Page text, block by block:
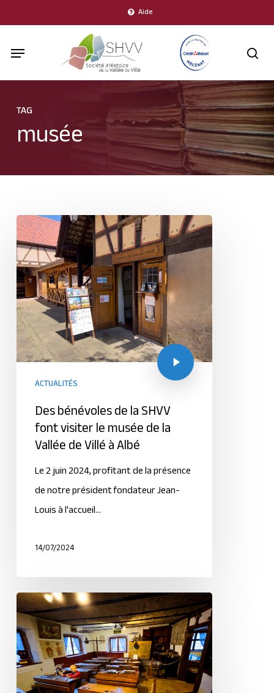
to
main
Aide
Menu
TAG
musée
ACTUALITÉS
Des bénévoles de la SHVV
font visiter le musée de la
Vallée de Villé à Albé
Le 2 juin 2024, profitant de la présence
de notre président fondateur Jean-
Louis à l'accueil…
14/07/2024